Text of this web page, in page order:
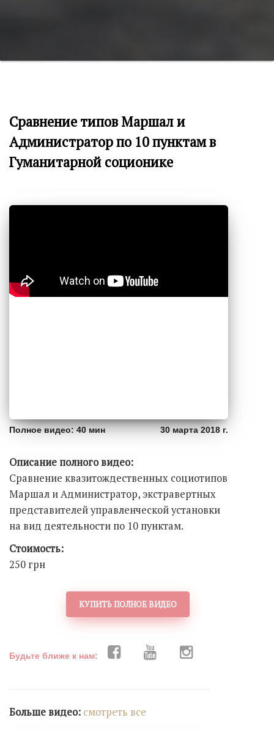
Сравнение типов Маршал и
Администратор по 10 пунктам в
Гуманитарной соционике
Полное видео: 40 мин 30 марта 2018 г.
Описание полного видео:
Сравнение квазитождественных социотипов
Маршал и Администратор, экстравертных
представителей управленческой установки
на вид деятельности по 10 пунктам.
Стоимость:
250 грн
КУПИТЬ ПОЛНОЕ ВИДЕО
Будьте ближе к нам:
Больше видео: cмотреть все